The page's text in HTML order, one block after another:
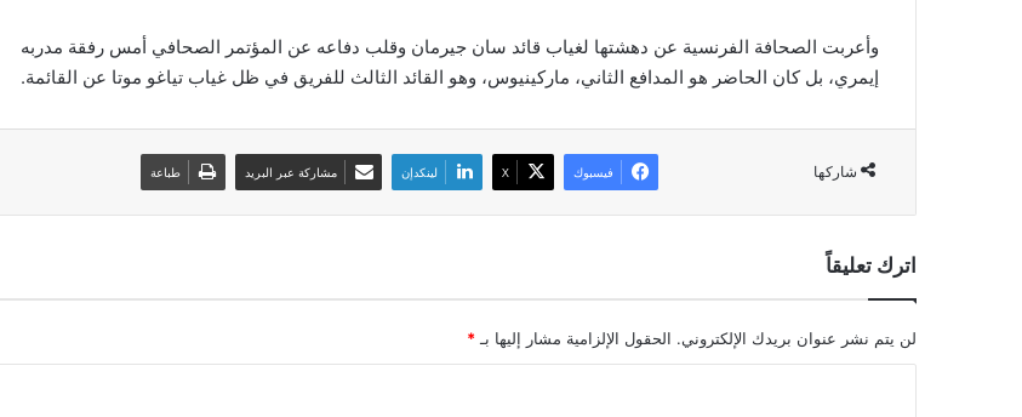
وأعربت الصحافة الفرنسية عن دهشتها لغياب قائد سان جيرمان وقلب دفاعه عن المؤتمر الصحافي أمس رفقة مدربه
إيمري، بل كان الحاضر هو المدافع الثاني، ماركينيوس، وهو القائد الثالث للفريق في ظل غياب تياغو موتا عن القائمة.
شاركها فيسبوك ‫X لينكدإن مشاركة عبر البريد طباعة
اترك تعليقاً
لن يتم نشر عنوان بريدك الإلكتروني. الحقول الإلزامية مشار إليها بـ *